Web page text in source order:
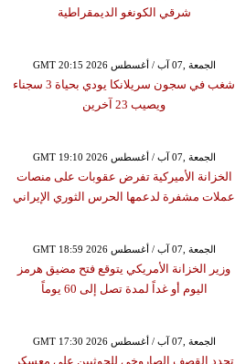
شرقي الكونغو الديمقراطية
GMT 20:15 2026 الجمعة ,07 آب / أغسطس
شغب في سجون سريلانكا يودي بحياة 3 سجناء
ويصيب 23 آخرين
GMT 19:10 2026 الجمعة ,07 آب / أغسطس
الخزانة الأميركية تفرض عقوبات على منصات
عملات مشفرة لدعمها الحرس الثوري الإيراني
GMT 18:59 2026 الجمعة ,07 آب / أغسطس
وزير الخزانة الأمريكي يتوقع فتح مضيق هرمز
اليوم أو غداً لمدة تصل إلى 60 يوماً
GMT 17:30 2026 الجمعة ,07 آب / أغسطس
تجدد القصف الصاروخي للحوثيين على معسكر